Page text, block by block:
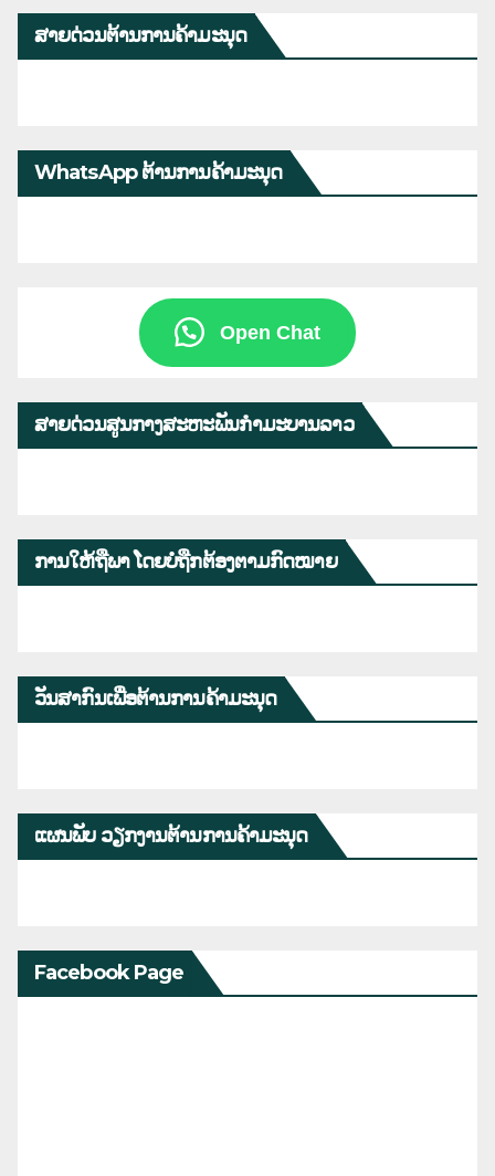
ສາຍດ່ວນຕ້ານການຄ້າມະນຸດ
WhatsApp ຕ້ານການຄ້າມະນຸດ
Open Chat
ສາຍດ່ວນສູນກາງສະຫະພັນກຳມະບານລາວ
ການໃຫ້ຖືພາ ໂດຍບໍ່ຖືກຕ້ອງຕາມກົດໝາຍ
ວັນສາກົນເພື່ອຕ້ານການຄ້າມະນຸດ
ແຜນພັບ ວຽກງານຕ້ານການຄ້າມະນຸດ
Facebook Page